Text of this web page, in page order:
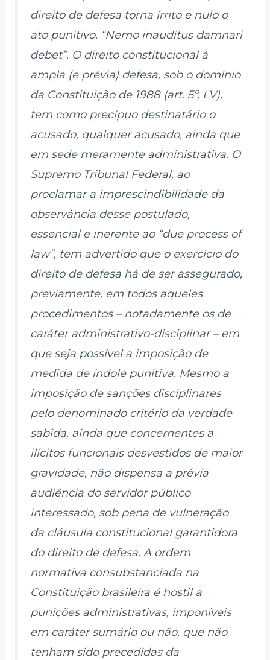
direito de defesa torna írrito e nulo o
ato punitivo. “Nemo inauditus damnari
debet”. O direito constitucional à
ampla (e prévia) defesa, sob o domínio
da Constituição de 1988 (art. 5º, LV),
tem como precípuo destinatário o
acusado, qualquer acusado, ainda que
em sede meramente administrativa. O
Supremo Tribunal Federal, ao
proclamar a imprescindibilidade da
observância desse postulado,
essencial e inerente ao “due process of
law”, tem advertido que o exercício do
direito de defesa há de ser assegurado,
previamente, em todos aqueles
procedimentos – notadamente os de
caráter administrativo-disciplinar – em
que seja possível a imposição de
medida de índole punitiva. Mesmo a
imposição de sanções disciplinares
pelo denominado critério da verdade
sabida, ainda que concernentes a
ilícitos funcionais desvestidos de maior
gravidade, não dispensa a prévia
audiência do servidor público
interessado, sob pena de vulneração
da cláusula constitucional garantidora
do direito de defesa. A ordem
normativa consubstanciada na
Constituição brasileira é hostil a
punições administrativas, imponíveis
em caráter sumário ou não, que não
tenham sido precedidas da